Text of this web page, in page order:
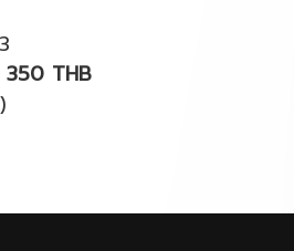
350 THB